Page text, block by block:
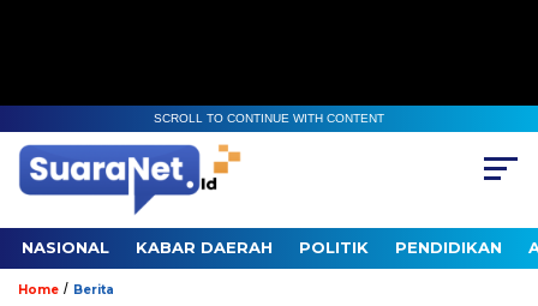
SCROLL TO CONTINUE WITH CONTENT
NASIONAL KABAR DAERAH POLITIK PENDIDIKAN
Home / Berita